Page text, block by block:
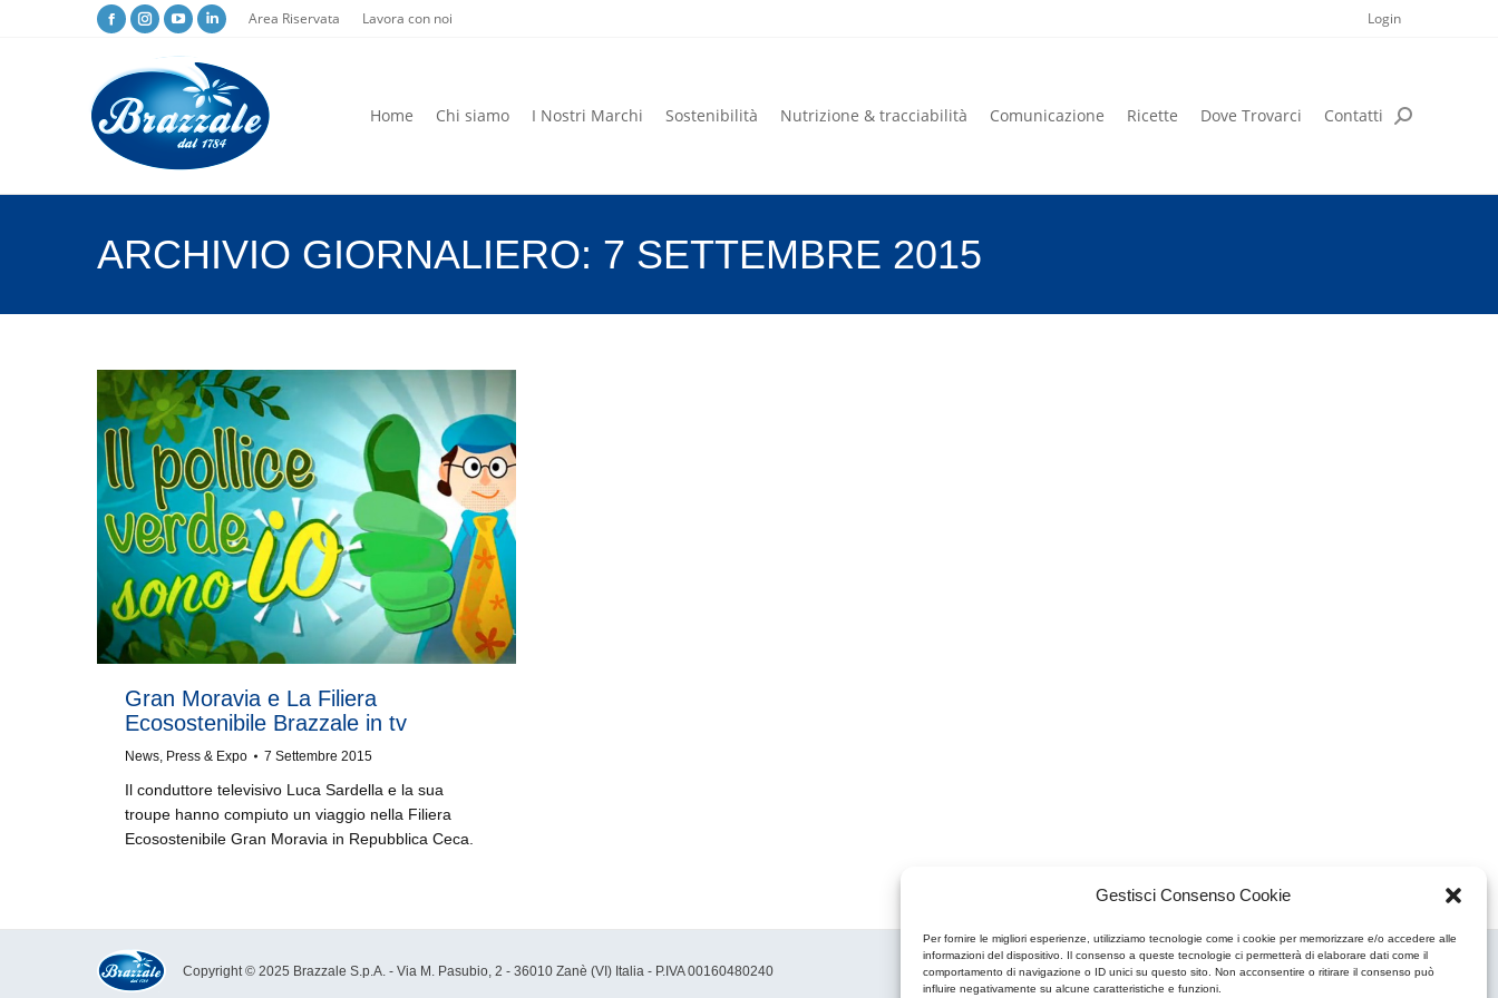
Gestisci Consenso Cookie
Per fornire le migliori esperienze, utilizziamo tecnologie come i cookie per memorizzare e/o accedere alle
informazioni del dispositivo. Il consenso a queste tecnologie ci permetterà di elaborare dati come il
comportamento di navigazione o ID unici su questo sito. Non acconsentire o ritirare il consenso può
influire negativamente su alcune caratteristiche e funzioni.
Area Riservata Lavora con noi Login
Home Chi siamo I Nostri Marchi Sostenibilità Nutrizione & tracciabilità Comunicazione Ricette Dove Trovarci Contatti
ARCHIVIO GIORNALIERO: 7 SETTEMBRE 2015
Gran Moravia e La Filiera
Ecosostenibile Brazzale in tv
News Press & Expo 7 Settembre 2015
Il conduttore televisivo Luca Sardella e la sua
troupe hanno compiuto un viaggio nella Filiera
Ecosostenibile Gran Moravia in Repubblica Ceca.
Copyright © 2025 Brazzale S.p.A. - Via M. Pasubio, 2 - 36010 Zanè (VI) Italia - P.IVA 00160480240 Lavora con noi Privacy Policy (UE) Cookie Policy (UE) powered byDDM/